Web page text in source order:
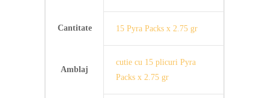
Cantitate 15 Pyra Packs x 2.75 gr
Amblaj
cutie cu 15 plicuri Pyra
Packs x 2.75 gr